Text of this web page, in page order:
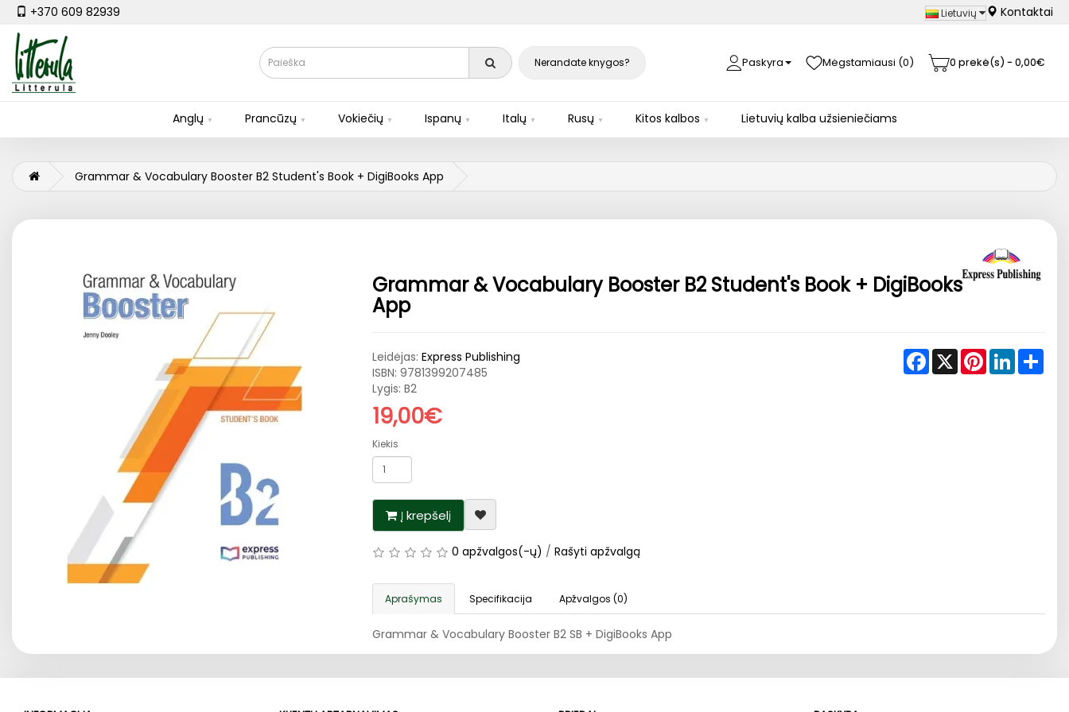
+370 609 82939 Lietuvių Kontaktai
Nerandate knygos? Paskyra Mėgstamiausi (0) 0 prekė(s) - 0,00€
Anglų Prancūzų Vokiečių Ispanų Italų Rusų Kitos kalbos Lietuvių kalba užsieniečiams
Grammar & Vocabulary Booster B2 Student's Book + DigiBooks App
Grammar & Vocabulary Booster B2 Student's Book + DigiBooks
App
Leidėjas: Express Publishing
ISBN: 9781399207485
Lygis: B2
Facebook
X PinterestLinkedIn
19,00€
Kiekis
Į krepšelį
0 apžvalgos(-ų) / Rašyti apžvalgą
Aprašymas Specifikacija Apžvalgos (0)
Grammar & Vocabulary Booster B2 SB + DigiBooks App